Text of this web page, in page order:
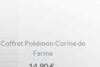
Coffret Pokémon Corine de
Farme